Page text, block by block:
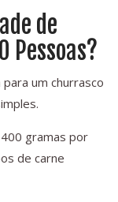
de
Pessoas?
um churrasco
gramas por
de carne